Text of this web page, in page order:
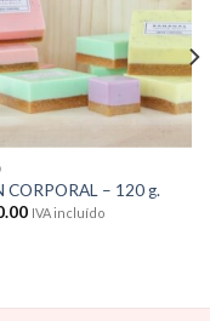
Añadir
a la
deseos
CORPORAL – 120 g.
IVA incluído